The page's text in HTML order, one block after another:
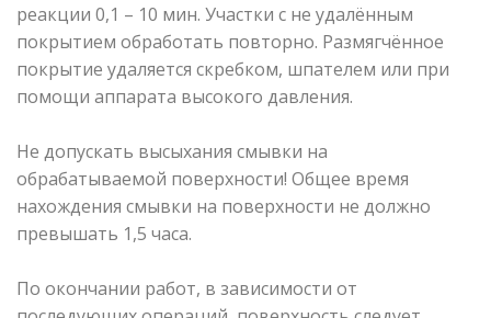
реакции 0,1 – 10 мин. Участки с не удалённым
покрытием обработать повторно. Размягчённое
покрытие удаляется скребком, шпателем или при
помощи аппарата высокого давления.
Не допускать высыхания смывки на
обрабатываемой поверхности! Общее время
нахождения смывки на поверхности не должно
превышать 1,5 часа.
По окончании работ, в зависимости от